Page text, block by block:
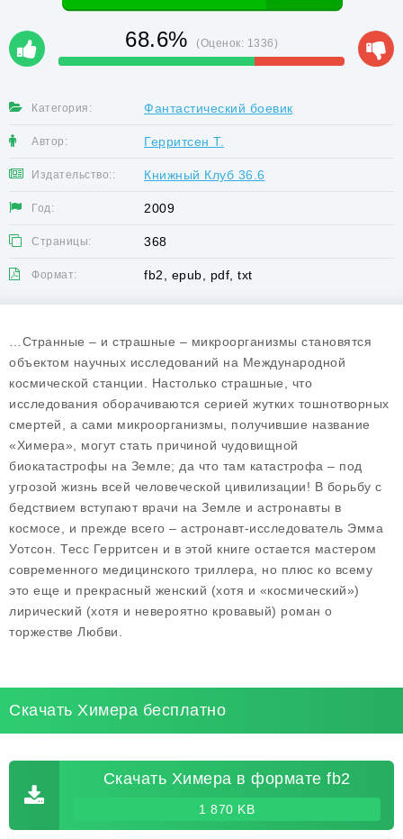
68.6% (Оценок: 1336)
Категория: Фантастический боевик
Автор: Герритсен Т.
Издательство:: Книжный Клуб 36.6
Год: 2009
Страницы: 368
Формат: fb2, epub, pdf, txt
…Странные – и страшные – микроорганизмы становятся
объектом научных исследований на Международной
космической станции. Настолько страшные, что
исследования оборачиваются серией жутких тошнотворных
смертей, а сами микроорганизмы, получившие название
«Химера», могут стать причиной чудовищной
биокатастрофы на Земле; да что там катастрофа – под
угрозой жизнь всей человеческой цивилизации! В борьбу с
бедствием вступают врачи на Земле и астронавты в
космосе, и прежде всего – астронавт-исследователь Эмма
Уотсон. Тесс Герритсен и в этой книге остается мастером
современного медицинского триллера, но плюс ко всему
это еще и прекрасный женский (хотя и «космический»)
лирический (хотя и невероятно кровавый) роман о
торжестве Любви.
Скачать Химера бесплатно
Скачать Химера в формате fb2
1 870 KB